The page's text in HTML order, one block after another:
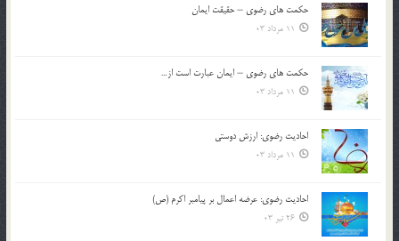
حکمت های رضوی – حقیقت ایمان
11 مرداد 03
حکمت های رضوی – ایمان عبارت است از…
11 مرداد 03
احادیث رضوی: ارزش دوستی
11 مرداد 03
احادیث رضوی: عرضه اعمال بر پیامبر اکرم (ص)
26 تیر 03